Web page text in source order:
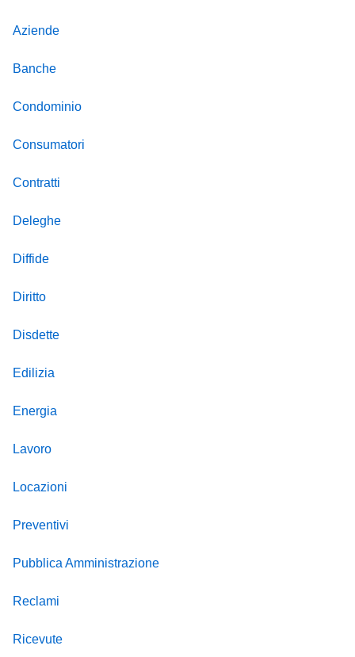
Aziende
Banche
Condominio
Consumatori
Contratti
Deleghe
Diffide
Diritto
Disdette
Edilizia
Energia
Lavoro
Locazioni
Preventivi
Pubblica Amministrazione
Reclami
Ricevute